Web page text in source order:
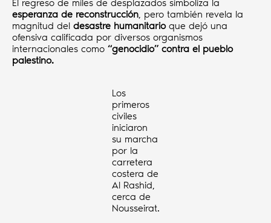
El regreso de miles de desplazados simboliza la
esperanza de reconstrucción, pero también revela la
magnitud del desastre humanitarioque dejó una
ofensiva calificada por diversos organismos
internacionales como “genocidio” contra el pueblo
palestino.
Los
primeros
civiles
iniciaron
su marcha
por la
carretera
costera de
Al Rashid,
cerca de
Nousseirat.